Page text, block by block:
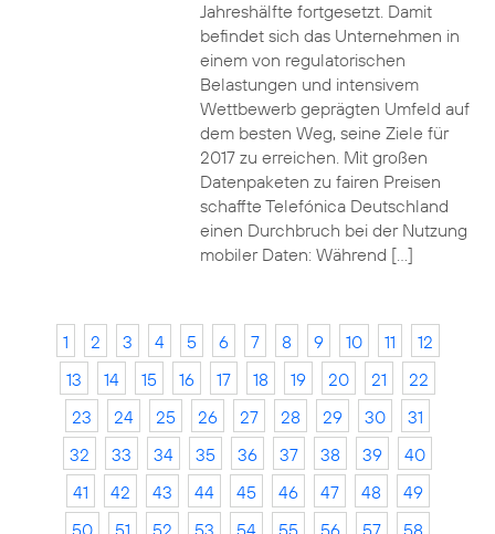
Jahreshälfte fortgesetzt. Damit
befindet sich das Unternehmen in
einem von regulatorischen
Belastungen und intensivem
Wettbewerb geprägten Umfeld auf
dem besten Weg, seine Ziele für
2017 zu erreichen. Mit großen
Datenpaketen zu fairen Preisen
schaffte Telefónica Deutschland
einen Durchbruch bei der Nutzung
mobiler Daten: Während […]
1 2 3 4 5 6 7 8 9 10 11
12
13
14 15 16 17 18 19 20 21
22
23
24 25 26 27 28 29 30
31
32
33 34 35 36 37 38 39
40
41
42 43 44 45 46 47 48
49
50
51 52 53 54 55 56 57
58